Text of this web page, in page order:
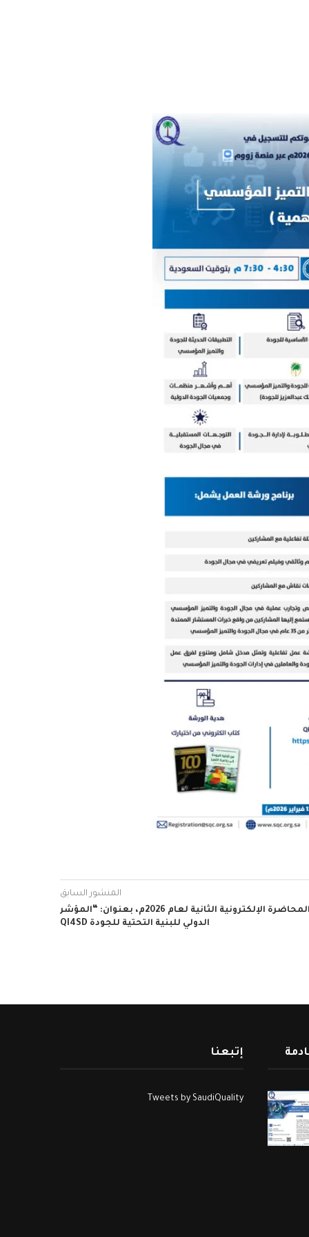
المنشور السابق
المحاضرة الإلكترونية الثانية لعام 2026م، بعنوان: “المؤشر
الدولي للبنية التحتية للجودة QI4SD
إتبعنا
Tweets by SaudiQuality